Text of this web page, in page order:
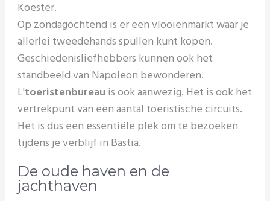
Koester.
Op zondagochtend is er een vlooienmarkt waar je
allerlei tweedehands spullen kunt kopen.
Geschiedenisliefhebbers kunnen ook het
standbeeld van Napoleon bewonderen.
L'toeristenbureau is ook aanwezig. Het is ook het
vertrekpunt van een aantal toeristische circuits.
Het is dus een essentiële plek om te bezoeken
tijdens je verblijf in Bastia.
De oude haven en de
jachthaven